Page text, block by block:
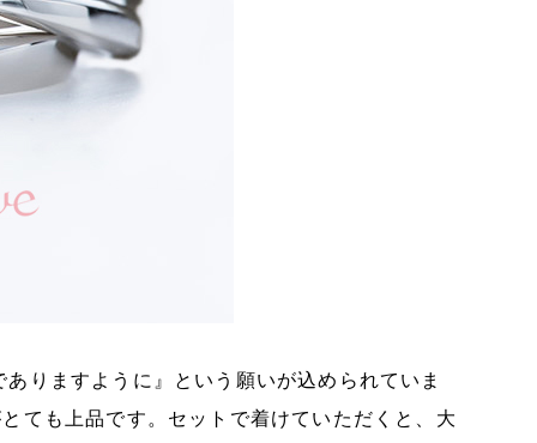
りますように』という願いが込められていま
ても上品です。セットで着けていただくと、大